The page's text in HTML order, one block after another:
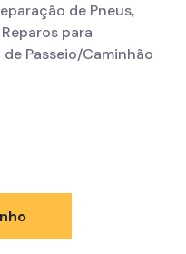
de Pneus,
Reparos para
Passeio/Caminhão